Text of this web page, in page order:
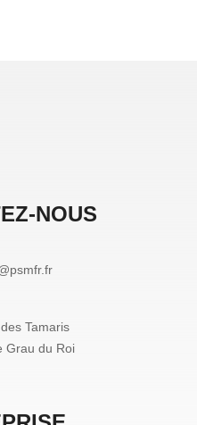
NOUS
Tamaris
Grau du Roi